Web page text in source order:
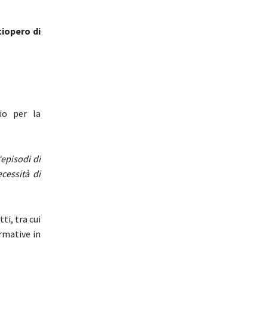
di
per la
di
di
tra cui
in